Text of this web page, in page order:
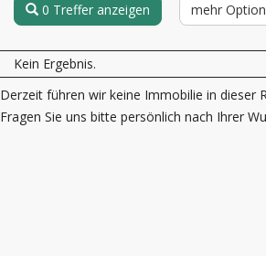
0 Treffer anzeigen mehr
Kein Ergebnis.
Derzeit führen wir keine Immobilie in dieser
Fragen Sie uns bitte persönlich nach Ihrer